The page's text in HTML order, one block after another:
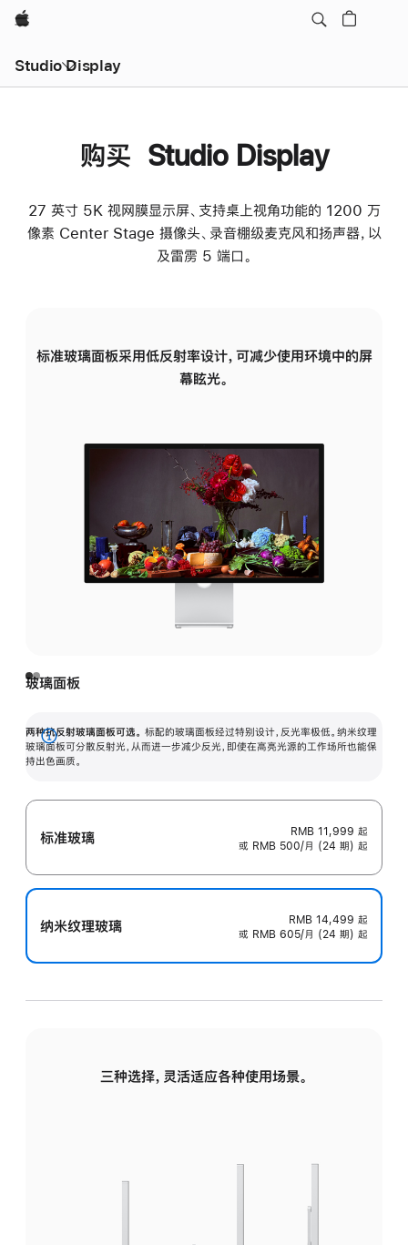
Apple
Studio Display
购买 Studio Display
27 英寸 5K 视网膜显示屏、支持桌上视角功能的 1200 万
像素 Center Stage 摄像头、录音棚级麦克风和扬声器，以
及雷雳 5 端口。
标准玻璃面板采用低反射率设计，可减少使用环境中的屏
幕眩光。
玻璃面板
两种抗反射玻璃面板可选。 标配的玻璃面板经过特别设计，反光率极低。纳米纹理
玻璃面板可分散反射光，从而进一步减少反光，即使在高亮光源的工作场所也能保
持出色画质。
展
开
标准玻璃 RMB 11,999 起
或 RMB 500/月 (24 期) 起
纳米纹理玻璃 RMB 14,499 起
或 RMB 605/月 (24 期) 起
三种选择，灵活适应各种使用场景。